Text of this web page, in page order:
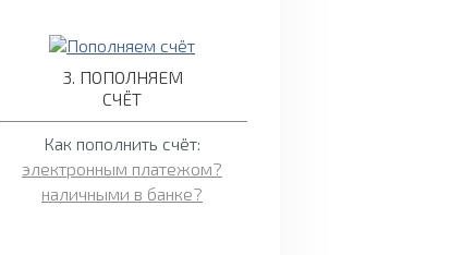
3. ПОПОЛНЯЕМ
СЧЁТ
Как пополнить счёт:
электронным платежом?
наличными в банке?